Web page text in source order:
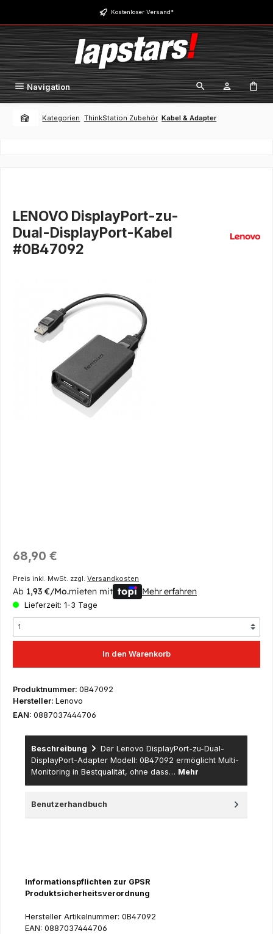
Zum Hauptinhalt springen Kostenloser Versand*
Navigation
Kategorien ThinkStation Zubehör Kabel & Adapter
LENOVO DisplayPort-zu-
Dual-DisplayPort-Kabel
#0B47092
Regulärer Preis:
68,90 €
Preis inkl. MwSt. zzgl. Versandkosten
Ab 1,93 €/Mo.mieten mit Mehr erfahren
Lieferzeit: 1-3 Tage
In den Warenkorb
Produktnummer: 0B47092
Hersteller: Lenovo
EAN: 0887037444706
Beschreibung
Der Lenovo DisplayPort-zu-Dual-
DisplayPort-Adapter Modell: 0B47092 ermöglicht Multi-
Monitoring in Bestqualität, ohne dass… Mehr
Benutzerhandbuch
Informationspflichten zur GPSR
Produktsicherheitsverordnung
Hersteller Artikelnummer: 0B47092
EAN: 0887037444706